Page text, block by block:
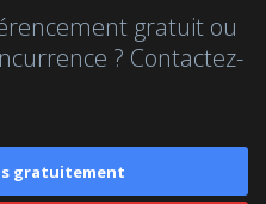
gratuit ou
? Contactez-
gratuitement